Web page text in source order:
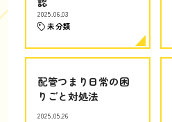
2025.06.03
未分類
配管つまり日常の困
りごと対処法
2025.05.26